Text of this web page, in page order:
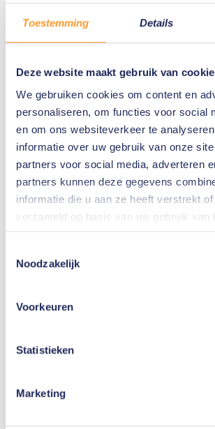
Toestemming Details
Deze website maakt gebruik van
We gebruiken cookies om content en
personaliseren, om functies voor social
en om ons websiteverkeer te
informatie over uw gebruik van onze
partners voor social media, adverteren
partners kunnen deze gegevens
informatie die u aan ze heeft verstrekt
verzameld op basis van uw gebruik van
Noodzakelijk
Voorkeuren
Statistieken
Marketing
Yderligere oplysninger
Dette kursus er en del afOSINT-
læringsplatform, hvor deltagerne
teorien gennem både tekst og
Kurset undervises på engelsk og
både online og som
Type af kursus
Dato
Varighed
I samråd